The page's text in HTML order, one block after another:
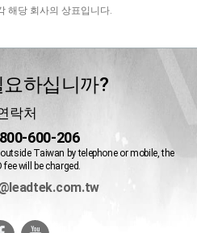
해당 회사의 상표입니다.
하십니까?
락처
600-206
Taiwan by telephone or mobile, the
fee will be charged.